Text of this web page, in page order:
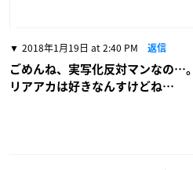
2018年1月19日 at 2:40 PM 返信
ごめんね、実写化反対マンなの…。
リアアカは好きなんすけどね…